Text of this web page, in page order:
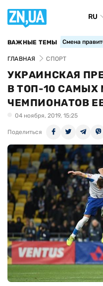
RU
ВАЖНЫЕ ТЕМЫ Смена
ГЛАВНАЯ СПОРТ
УКРАИНСКАЯ
В ТОП-10
ЧЕМПИОНАТОВ
04 ноября, 2019, 15:25
Поделиться